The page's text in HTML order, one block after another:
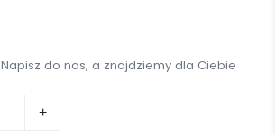
Napisz do nas, a znajdziemy dla Ciebie
+